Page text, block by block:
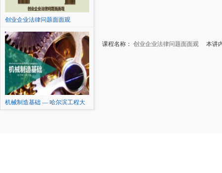
创业企业法律问题面面观
机械制造基础 — 哈尔滨工程大
课程名称： 创业企业法律问题面面观 本讲内